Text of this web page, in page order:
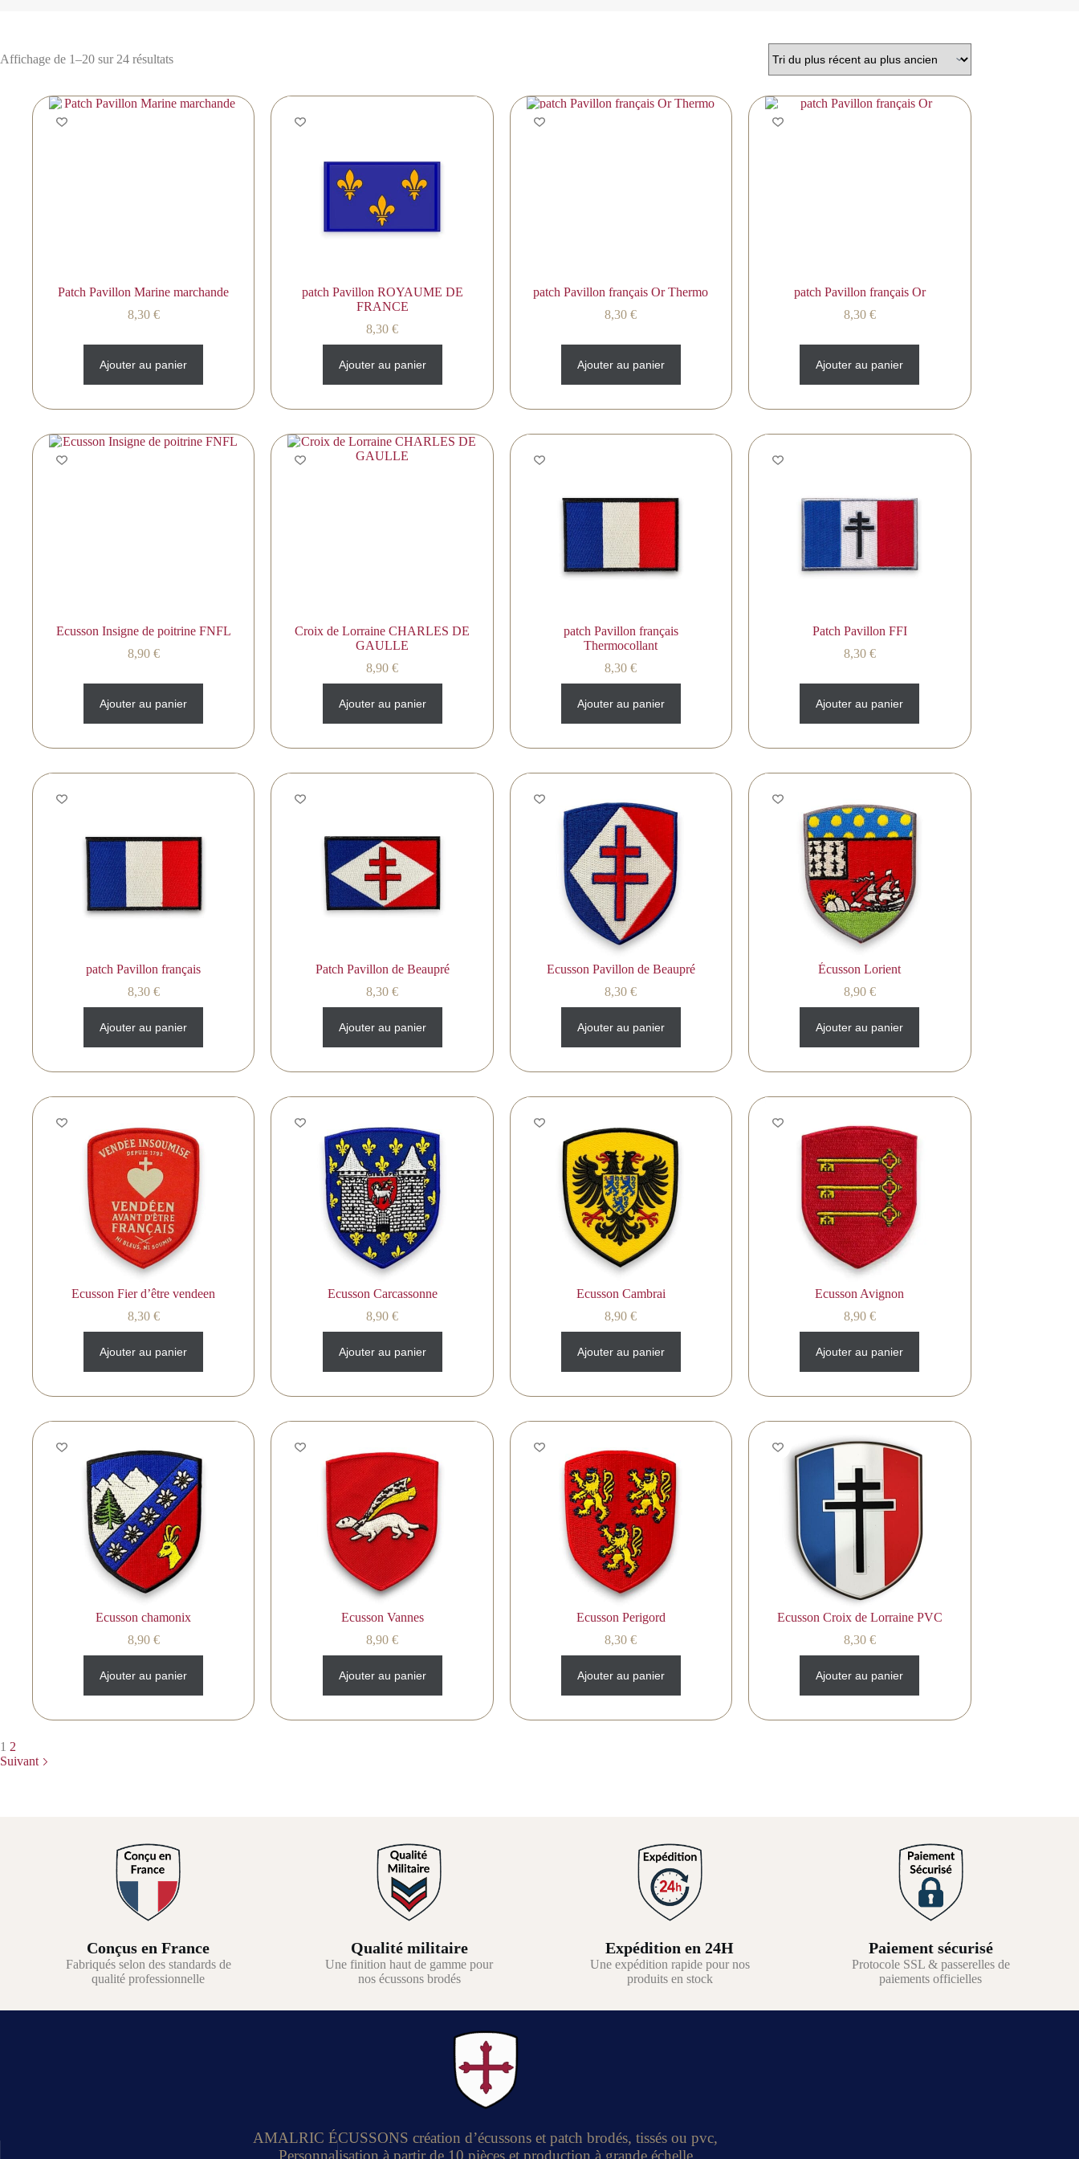
Affichage de 1–20 sur 24 résultats
Patch Pavillon Marine marchande
8,30 €
Ajouter au panier
patch Pavillon ROYAUME DE
FRANCE
8,30€
Ajouter au panier
patch Pavillon français Or Thermo
8,30€
Ajouter au panier
patch Pavillon français Or
8,30 €
Ajouter au panier
Ecusson Insigne de poitrine FNFL
8,90 €
Ajouter au panier
Croix de Lorraine CHARLES DE
GAULLE
8,90€
Ajouter au panier
patch Pavillon français
Thermocollant
8,30€
Ajouter au panier
Patch Pavillon FFI
8,30 €
Ajouter au panier
patch Pavillon français
8,30 €
Ajouter au panier
Patch Pavillon de Beaupré
8,30€
Ajouter au panier
Ecusson Pavillon de Beaupré
8,30€
Ajouter au panier
Écusson Lorient
8,90 €
Ajouter au panier
Ecusson Fier d’être vendeen
8,30 €
Ajouter au panier
Ecusson Carcassonne
8,90€
Ajouter au panier
Ecusson Cambrai
8,90€
Ajouter au panier
Ecusson Avignon
8,90 €
Ajouter au panier
Ecusson chamonix
8,90 €
Ajouter au panier
Ecusson Vannes
8,90€
Ajouter au panier
Ecusson Perigord
8,30€
Ajouter au panier
Ecusson Croix de Lorraine PVC
8,30 €
Ajouter au panier
1 2
Suivant
Conçus en France
Fabriqués selon des standards de
qualité professionnelle
Qualité militaire
Une finition haut de gamme pour
nos écussons brodés
Expédition en 24H
Une expédition rapide pour nos
produits en stock
Paiement sécurisé
Protocole SSL & passerelles de
paiements officielles
AMALRIC ÉCUSSONS création d’écussons et patch brodés, tissés ou pvc,
Personnalisation à partir de 10 pièces et production à grande échelle